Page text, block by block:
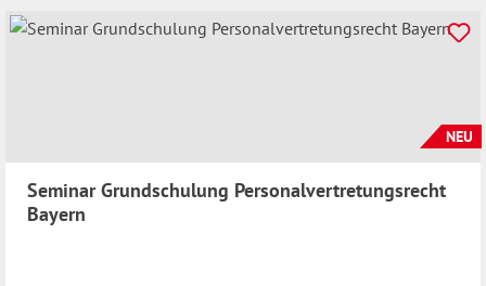
NEU
Seminar Grundschulung Personalvertretungsrecht
Bayern